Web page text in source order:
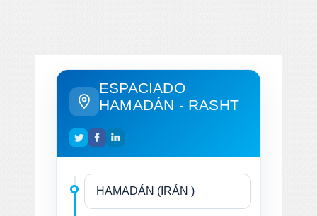
ESPACIADO
HAMADÁN - RASHT